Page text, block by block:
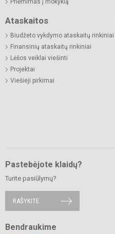
Priėmimas į mokyklą
Ataskaitos
Biudžeto vykdymo ataskaitų rinkiniai
Finansinių ataskaitų rinkiniai
Lėšos veiklai viešinti
Projektai
Viešieji pirkimai
Pastebėjote klaidų?
Turite pasiūlymų?
RAŠYKITE
Bendraukime